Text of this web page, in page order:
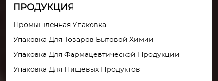
ПРОДУКЦИЯ
Промышленная Упаковка
Упаковка Для Товаров Бытовой Химии
Упаковка Для Фармацевтической Продукции
Упаковка Для Пищевых Продуктов